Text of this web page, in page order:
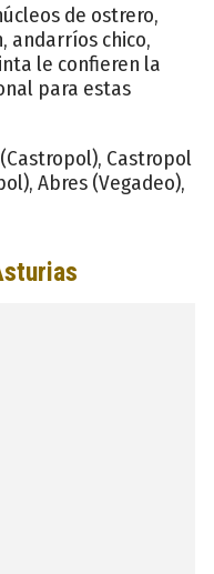
de ostrero,
andarríos chico,
le confieren la
para estas
Castropol
Abres (Vegadeo),